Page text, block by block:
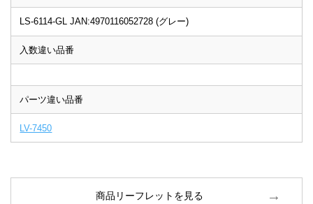
LS-6114-GL JAN:4970116052728 (グレー)
入数違い品番
パーツ違い品番
LV-7450
商品リーフレットを見る